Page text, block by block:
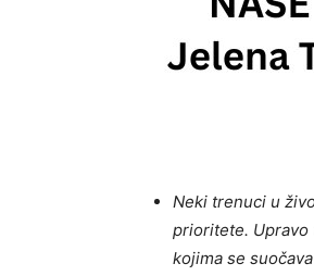
Neki trenuci u
prioritete. Upravo
kojima se